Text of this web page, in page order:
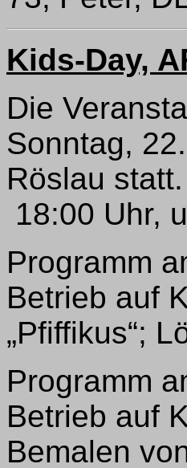
Kids-Day,
Die
Sonntag,
Röslau
18:00 Uhr,
Programm
Betrieb auf
„Pfiffikus“;
Programm
Betrieb auf
Bemalen